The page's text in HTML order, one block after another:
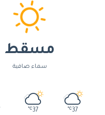
مسقط
سماء صافية
37
℃
37
℃